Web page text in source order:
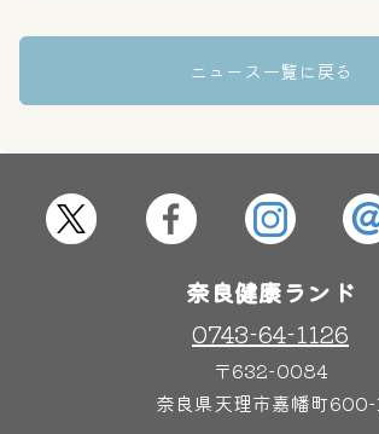
ニュース一覧に戻る
奈良健康ランド
0743-64-1126
〒632-0084
奈良県天理市嘉幡町600-